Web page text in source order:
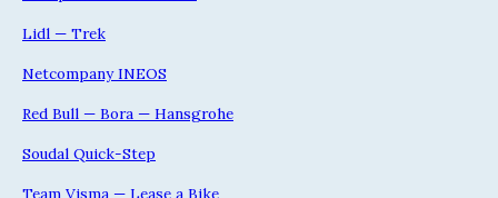
Lidl — Trek
Netcompany INEOS
Red Bull — Bora — Hansgrohe
Soudal Quick-Step
Team Visma — Lease a Bike